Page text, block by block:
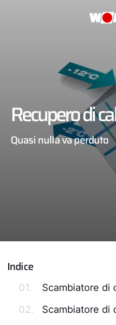
Recupero di
Quasi nulla va perduto
Indice
01.
Scambiatore di
02.
Scambiatore di